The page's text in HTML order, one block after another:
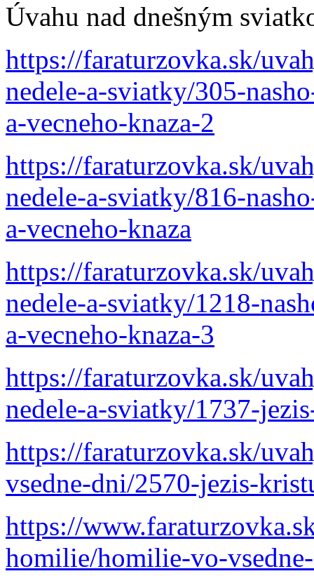
Úvahu nad dnešným
https://faraturzovka.sk/
nedele-a-sviatky/305-
a-vecneho-knaza-2
https://faraturzovka.sk/
nedele-a-sviatky/816-
a-vecneho-knaza
https://faraturzovka.sk/
nedele-a-sviatky/1218-
a-vecneho-knaza-3
https://faraturzovka.sk/
nedele-a-sviatky/1737-
https://faraturzovka.sk/
vsedne-dni/2570-jezis-
https://
homilie/homilie-vo-